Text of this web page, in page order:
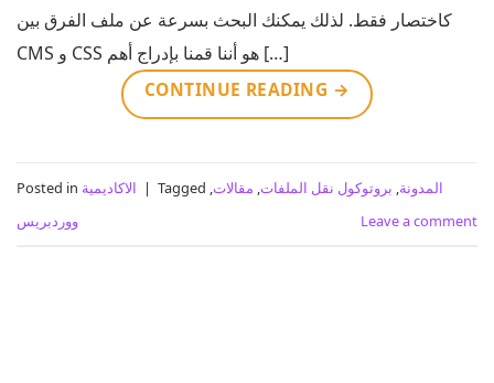
كاختصار فقط. لذلك يمكنك البحث بسرعة عن ملف الفرق بين
CMS و CSS هو أننا قمنا بإدراج أهم […]
CONTINUE READING →
Posted in الاكاديمية | Tagged المدونة بروتوكول نقل الملفات مقالات
ووردبريس
Leave a comment